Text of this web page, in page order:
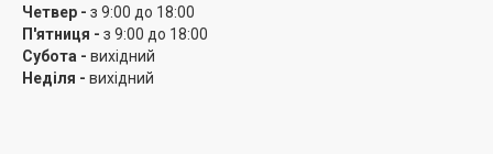
Четвер - з 9:00 до 18:00
П'ятниця - з 9:00 до 18:00
Субота - вихідний
Неділя - вихідний